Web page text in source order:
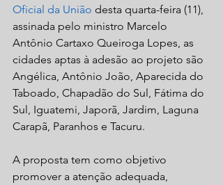
Oficial da União desta quarta-feira (11),
assinada pelo ministro Marcelo
Antônio Cartaxo Queiroga Lopes, as
cidades aptas à adesão ao projeto são
Angélica, Antônio João, Aparecida do
Taboado, Chapadão do Sul, Fátima do
Sul, Iguatemi, Japorã, Jardim, Laguna
Carapã, Paranhos e Tacuru.
A proposta tem como objetivo
promover a atenção adequada,